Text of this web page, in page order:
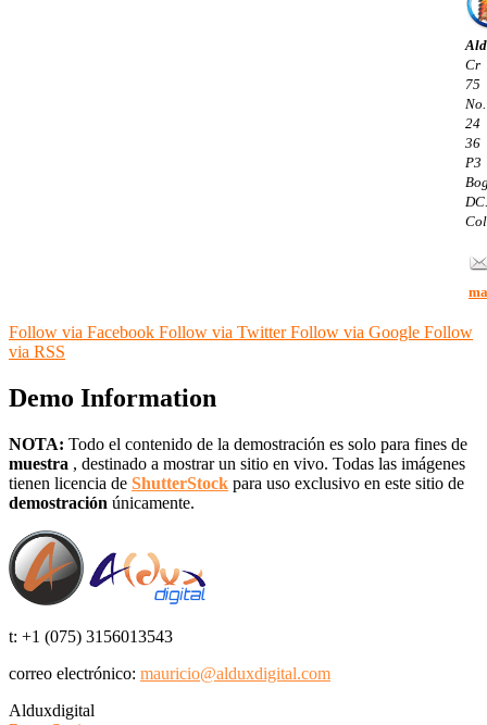
Cr
75
No.
24
36
P3
Follow via Facebook Follow via Twitter Follow via Google Follow
via RSS
Demo Information
NOTA: Todo el contenido de la demostración es solo para fines de
muestra , destinado a mostrar un sitio en vivo. Todas las imágenes
tienen licencia de ShutterStock para uso exclusivo en este sitio de
demostración únicamente.
t: +1 (075) 3156013543
correo electrónico: mauricio@alduxdigital.com
Alduxdigital